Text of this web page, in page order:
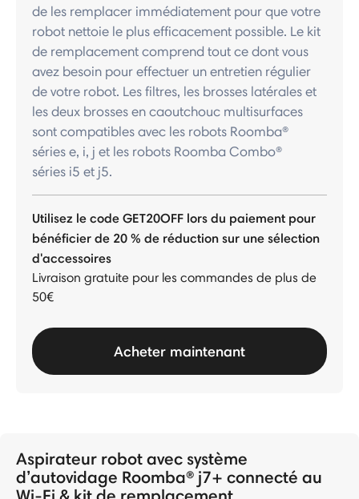
de les remplacer immédiatement pour que votre
robot nettoie le plus efficacement possible. Le kit
de remplacement comprend tout ce dont vous
avez besoin pour effectuer un entretien régulier
de votre robot. Les filtres, les brosses latérales et
les deux brosses en caoutchouc multisurfaces
sont compatibles avec les robots Roomba®
séries e, i, j et les robots Roomba Combo®
séries i5 et j5.
Utilisez le code GET20OFF lors du paiement pour
bénéficier de 20 % de réduction sur une sélection
d'accessoires
Livraison gratuite pour les commandes de plus de
50€
Acheter maintenant
Aspirateur robot avec système
d’autovidage Roomba® j7+ connecté au